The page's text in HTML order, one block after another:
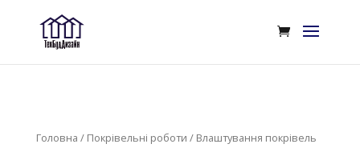
Головна / Покрівельні роботи / Влаштування покрівель